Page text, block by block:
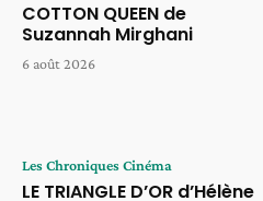
COTTON QUEEN de
Suzannah Mirghani
6 août 2026
Les Chroniques Cinéma
LE TRIANGLE D’OR d’Hélène